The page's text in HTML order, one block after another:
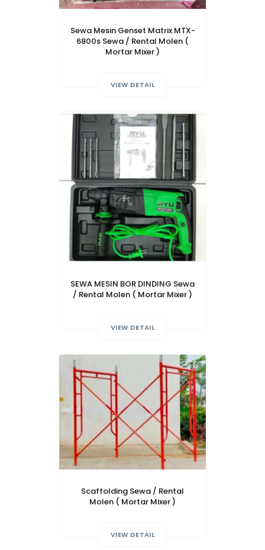
Sewa Mesin Genset Matrix MTX-
6800s Sewa / Rental Molen (
Mortar Mixer )
VIEW DETAIL
SEWA MESIN BOR DINDING Sewa
/ Rental Molen ( Mortar Mixer )
VIEW DETAIL
Scaffolding Sewa / Rental
Molen ( Mortar Mixer )
VIEW DETAIL